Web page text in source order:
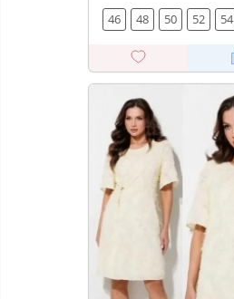
46
48 50 52 54